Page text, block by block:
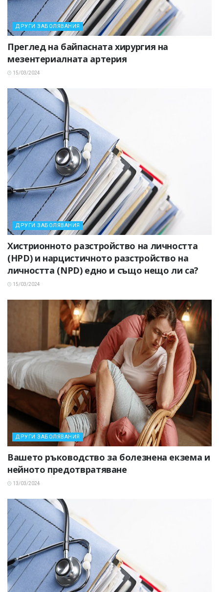
ДРУГИ ЗАБОЛЯВАНИЯ
Преглед на байпасната хирургия на
мезентериалната артерия
15/03/2024
ДРУГИ ЗАБОЛЯВАНИЯ
Хистрионното разстройство на личността
(HPD) и нарцистичното разстройство на
личността (NPD) едно и също нещо ли са?
15/03/2024
ДРУГИ ЗАБОЛЯВАНИЯ
Вашето ръководство за болезнена екзема и
нейното предотвратяване
13/03/2024